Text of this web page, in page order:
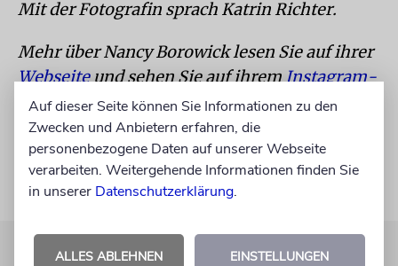
Mit der Fotografin sprach Katrin Richter.
Mehr über Nancy Borowick lesen Sie auf ihrer
Webseiteund sehen Sie auf ihremInstagram-
Account.
Auf dieser Seite können Sie Informationen zu den
Zwecken und Anbietern erfahren, die
personenbezogene Daten auf unserer Webseite
verarbeiten. Weitergehende Informationen finden Sie
in unserer Datenschutzerklärung.
ALLES ABLEHNEN EINSTELLUNGEN